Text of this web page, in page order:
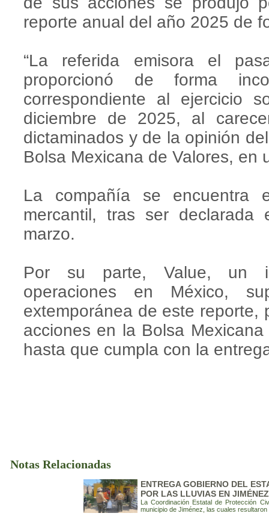
reporte anual del año 2025 de
“La referida emisora el
proporcionó de forma
correspondiente al ejercicio
diciembre de 2025, al
dictaminados y de la opinión
Bolsa Mexicana de Valores, en
La compañía se encuentra
mercantil, tras ser
marzo.
Por su parte, Value, un
operaciones en México,
extemporánea de este reporte,
acciones en la Bolsa
hasta que cumpla con la
Notas Relacionadas
ENTREGA GOBIERNO DEL
POR LAS LLUVIAS EN JIMÉNEZ
La Coordinación Estatal de Protección
municipio de Jiménez, las cuales